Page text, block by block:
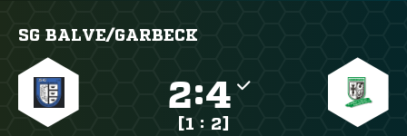
SG BALVE/​GARBECK
:
[1 : 2]